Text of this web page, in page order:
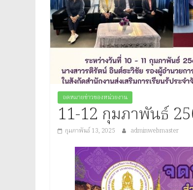
Office
of
Learning
Encouragement
จดหมายข่าวของหน่วยงาน
11-12 กุมภาพันธ์
กุมภาพันธ์ 13, 2025 adminwebmaster